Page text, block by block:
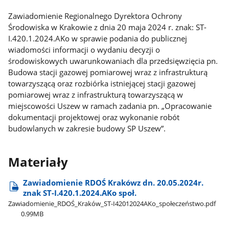
Zawiadomienie Regionalnego Dyrektora Ochrony
Środowiska w Krakowie z dnia 20 maja 2024 r. znak: ST-
I.420.1.2024.AKo w sprawie podania do publicznej
wiadomości informacji o wydaniu decyzji o
środowiskowych uwarunkowaniach dla przedsięwzięcia pn.
Budowa stacji gazowej pomiarowej wraz z infrastrukturą
towarzyszącą oraz rozbiórka istniejącej stacji gazowej
pomiarowej wraz z infrastrukturą towarzyszącą w
miejscowości Uszew w ramach zadania pn. „Opracowanie
dokumentacji projektowej oraz wykonanie robót
budowlanych w zakresie budowy SP Uszew”.
Materiały
Zawiadomienie RDOŚ Krakówz dn. 20.05.2024r.
znak ST-I.420.1.2024.AKo społ.
Zawiadomienie​_RDOŚ​_Kraków​_ST-I42012024AKo​_społeczeństwo.pdf
0.99MB